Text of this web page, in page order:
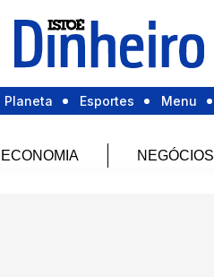
Planeta Esportes Menu
ECONOMIA NEGÓCIOS